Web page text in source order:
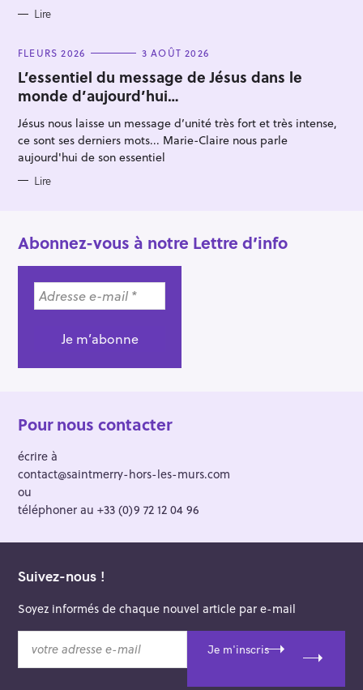
Lire
C
T
E
G
O
I
E
S
FLEURS 2026 3 AOÛT 2026
L’essentiel du message de Jésus dans le
monde d’aujourd’hui…
Jésus nous laisse un message d’unité très fort et très intense,
ce sont ses derniers mots... Marie-Claire nous parle
aujourd'hui de son essentiel
Lire
Abonnez-vous à notre Lettre d’info
Pour nous contacter
écrire à
contact@saintmerry-hors-les-murs.com
ou
téléphoner au +33 (0)9 72 12 04 96
Suivez-nous !
Soyez informés de chaque nouvel article par e-mail
Je m'inscris